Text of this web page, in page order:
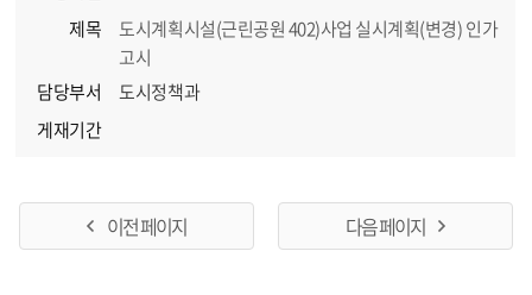
제목
도시계획시설(근린공원 402)사업 실시계획(변경) 인가
고시
담당부서
도시정책과
게재기간
이전 페이지 다음 페이지